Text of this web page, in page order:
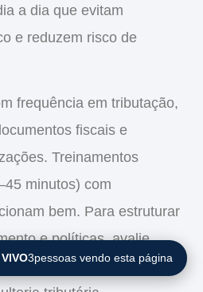
a dia que evitam
e reduzem risco de
frequência em tributação,
fiscais e
Treinamentos
minutos) com
bem. Para estruturar
e políticas, avalie
emcompliance e
3pessoas vendo esta página